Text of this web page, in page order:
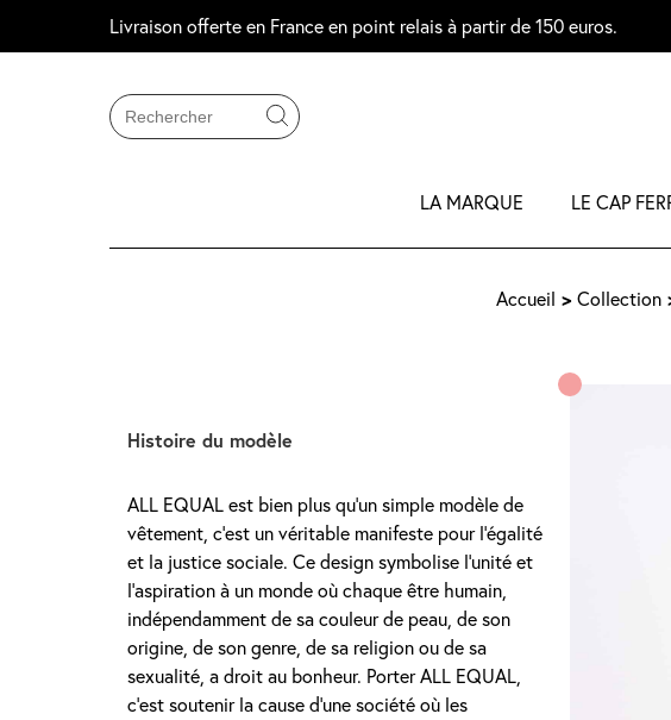
Livraison offerte en France en point relais à partir de 150 euros.
Search
for:
Search Button
LA MARQUE LE CAP
Accueil > Collection
Histoire du modèle
ALL EQUAL est bien plus qu’un simple modèle de
vêtement, c’est un véritable manifeste pour l’égalité
et la justice sociale. Ce design symbolise l’unité et
l’aspiration à un monde où chaque être humain,
indépendamment de sa couleur de peau, de son
origine, de son genre, de sa religion ou de sa
sexualité, a droit au bonheur. Porter ALL EQUAL,
c’est soutenir la cause d’une société où les